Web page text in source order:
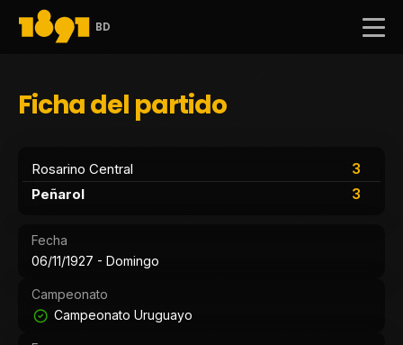
BD
Ficha del partido
Rosarino Central
3
3
Peñarol
Fecha
06/11/1927 - Domingo
Campeonato
Campeonato Uruguayo